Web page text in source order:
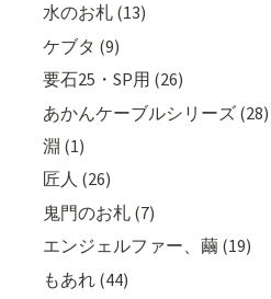
水のお札 (13)
ケブタ (9)
要石25・SP用 (26)
あかんケーブルシリーズ (28)
淵 (1)
匠人 (26)
鬼門のお札 (7)
エンジェルファー、繭 (19)
もあれ (44)